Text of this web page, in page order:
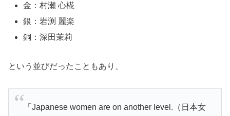
金：村瀬 心椛
銀：岩渕 麗楽
銅：深田茉莉
という並びだったこともあり、
「Japanese women are on another level.（日本女